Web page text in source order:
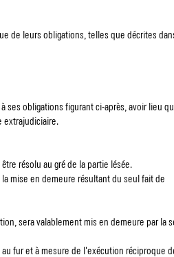
de leurs obligations, telles que décrites
ses obligations figurant ci-après, avoir lieu
extrajudiciaire.
résolu au gré de la partie lésée.
mise en demeure résultant du seul fait de
sera valablement mis en demeure par la
fur et à mesure de l'exécution réciproque